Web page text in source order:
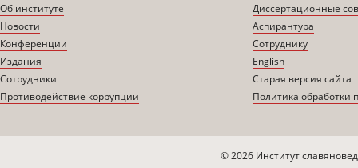
Об институте
Новости
Конференции
Издания
Сотрудники
Противодействие коррупции
Диссертационные
Аспирантура
Сотруднику
English
Старая версия сайта
Политика обработки
© 2026 Институт